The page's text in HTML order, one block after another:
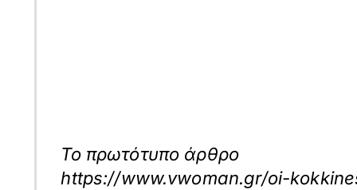
Το πρωτότυπο άρθρο
https://www.vwoman.gr/oi-